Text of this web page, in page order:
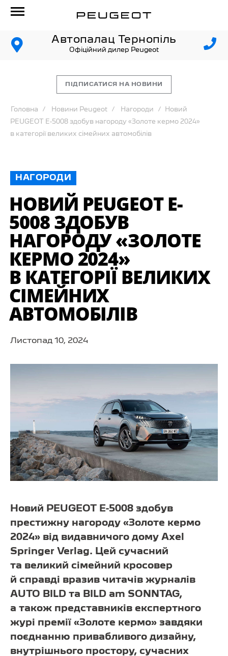
Автопалац Тернопіль
Офіційний дилер Peugeot
ПІДПИСАТИСЯ НА НОВИНИ
Головна Новини Peugeot Нагороди Новий
PEUGEOT E-5008 здобув нагороду «Золоте кермо 2024»
в категорії великих сімейних автомобілів
НАГОРОДИ
НОВИЙ PEUGEOT E-
5008 ЗДОБУВ
НАГОРОДУ «ЗОЛОТЕ
КЕРМО 2024»
В КАТЕГОРІЇ ВЕЛИКИХ
СІМЕЙНИХ
АВТОМОБІЛІВ
Листопад 10, 2024
Новий PEUGEOT E-5008 здобув
престижну нагороду «Золоте кермо
2024» від видавничого дому Axel
Springer Verlag. Цей сучасний
та великий сімейний кросовер
й справді вразив читачів журналів
AUTO BILD та BILD am SONNTAG,
а також представників експертного
журі премії «Золоте кермо» завдяки
поєднанню привабливого дизайну,
внутрішнього простору, сучасних